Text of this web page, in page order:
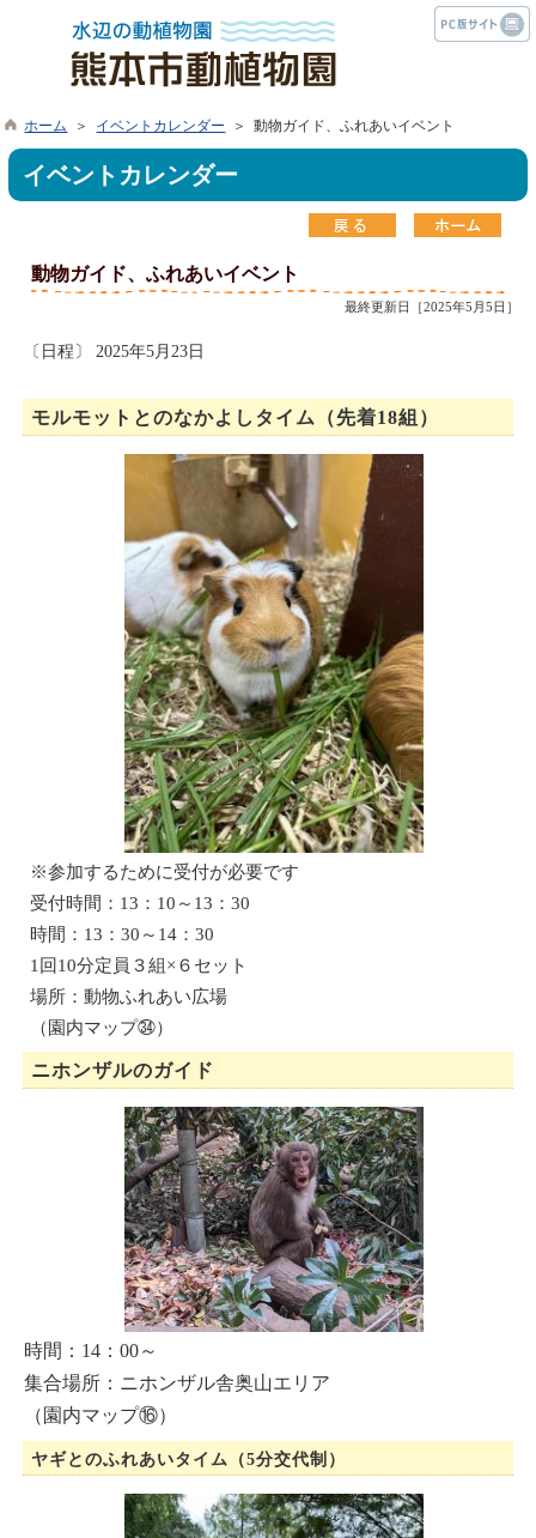
ホーム ＞ イベントカレンダー ＞ 動物ガイド、ふれあいイベント
イベントカレンダー
動物ガイド、ふれあいイベント
最終更新日［2025年5月5日］
〔日程〕 2025年5月23日
モルモットとのなかよしタイム（先着18組）
※参加するために受付が必要です
受付時間：13：10～13：30
時間：13：30～14：30
1回10分定員３組×６セット
場所：動物ふれあい広場
（園内マップ㉞）
ニホンザルのガイド
時間：14：00～
集合場所：ニホンザル舎奥山エリア
（園内マップ⑯）
ヤギとのふれあいタイム（5分交代制）